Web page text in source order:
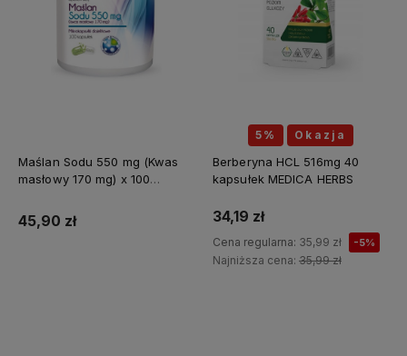
Maślan Sodu 550 mg (Kwas
masłowy 170 mg) x 100
45,90 zł
5% Okazja
Berberyna HCL 516mg 40
kapsułek MEDICA HERBS
34,19 zł
Cena regularna: 35,99 zł -5%
Najniższa cena: 35,99 zł